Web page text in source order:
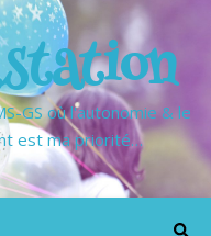
GS où l'autonomie & le
est ma priorité…